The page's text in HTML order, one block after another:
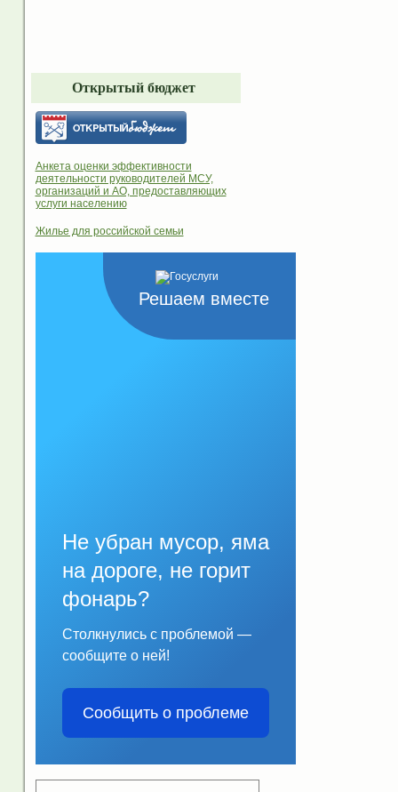
Открытый бюджет
Анкета оценки эффективности
деятельности руководителей МСУ,
организаций и АО, предоставляющих
услуги населению
Жилье для российской семьи
Решаем вместе
Не убран мусор, яма
на дороге, не горит
фонарь?
Столкнулись с проблемой —
сообщите о ней!
Сообщить о проблеме